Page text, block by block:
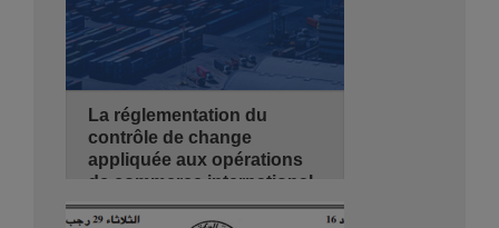
La réglementation du
contrôle de change
appliquée aux opérations
de commerce international
22/09/2026